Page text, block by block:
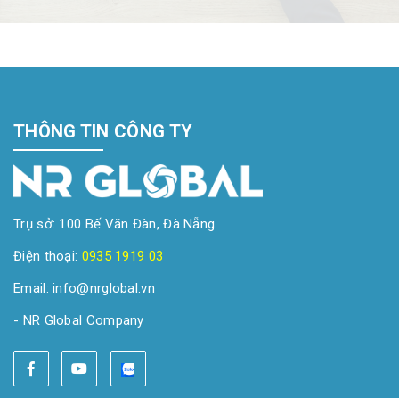
THÔNG TIN CÔNG TY
Trụ sở: 100 Bế Văn Đàn, Đà Nẵng.
Điện thoại: 0935 1919 03
Email: info@nrglobal.vn
- NR Global Company